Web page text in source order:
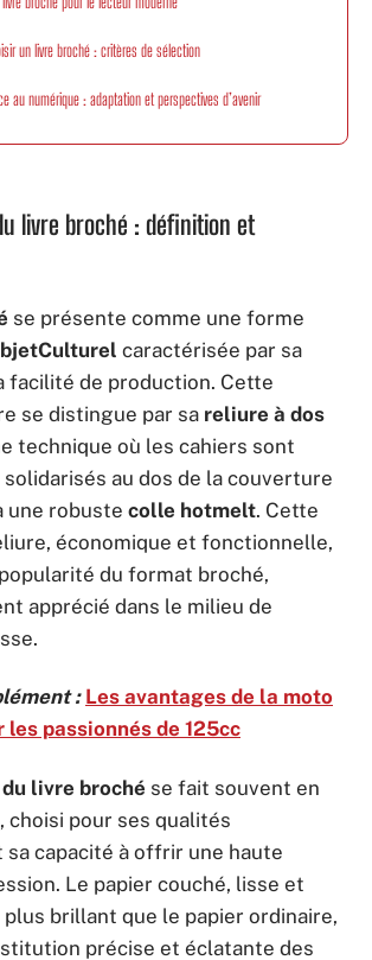
un livre broché : critères de sélection
au numérique : adaptation et perspectives d’avenir
livre broché : définition et
se présente comme une forme
caractérisée par sa
facilité de production. Cette
se distingue par sa reliure à dos
technique où les cahiers sont
au dos de la couverture
une robuste colle hotmelt. Cette
économique et fonctionnelle,
du format broché,
apprécié dans le milieu de
: Les avantages de la moto
les passionnés de 125cc
livre broché se fait souvent en
, choisi pour ses qualités
capacité à offrir une haute
Le papier couché, lisse et
brillant que le papier ordinaire,
précise et éclatante des